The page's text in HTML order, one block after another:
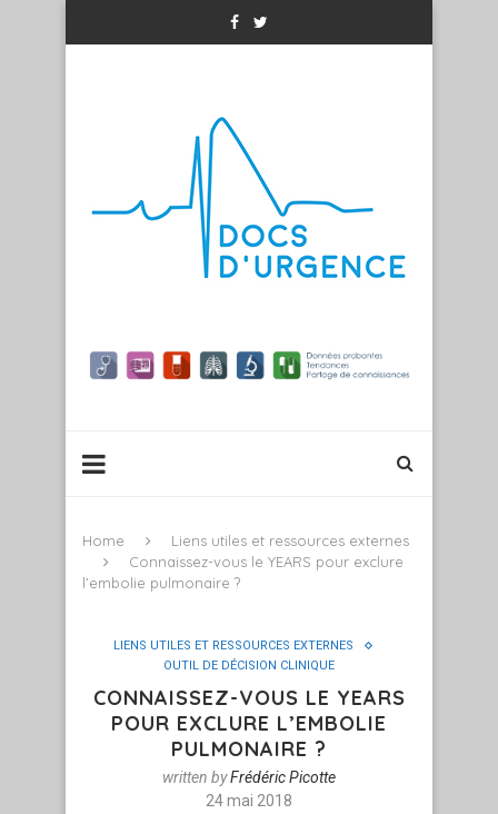
Home
Liens utiles et ressources externes
Connaissez-vous le YEARS pour exclure
l’embolie pulmonaire ?
LIENS UTILES ET RESSOURCES EXTERNES
OUTIL DE DÉCISION CLINIQUE
CONNAISSEZ-VOUS LE YEARS
POUR EXCLURE L’EMBOLIE
PULMONAIRE ?
written byFrédéric Picotte
24 mai 2018